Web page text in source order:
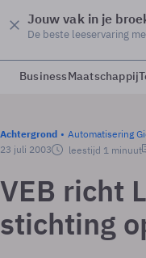
Jouw vak in je
De beste leeservaring
BusinessMaatschappij
Achtergrond Automatisering
23 juli 2003
leestijd 1 minuut
VEB richt
stichting